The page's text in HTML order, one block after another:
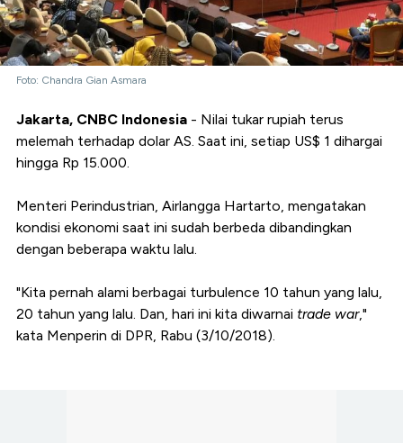
Foto: Chandra Gian Asmara
Jakarta, CNBC Indonesia - Nilai tukar rupiah terus
melemah terhadap dolar AS. Saat ini, setiap US$ 1 dihargai
hingga Rp 15.000.
Menteri Perindustrian, Airlangga Hartarto, mengatakan
kondisi ekonomi saat ini sudah berbeda dibandingkan
dengan beberapa waktu lalu.
"Kita pernah alami berbagai turbulence 10 tahun yang lalu,
20 tahun yang lalu. Dan, hari ini kita diwarnai trade war,"
kata Menperin di DPR, Rabu (3/10/2018).